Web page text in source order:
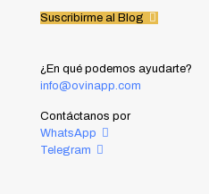
Suscribirme al Blog
¿En qué podemos ayudarte?
info@ovinapp.com
Contáctanos por
WhatsApp
Telegram